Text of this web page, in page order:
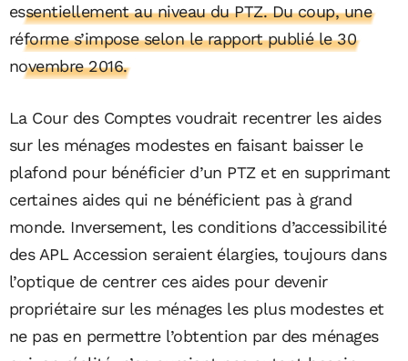
essentiellement au niveau du PTZ. Du coup, une
réforme s’impose selon le rapport publié le 30
novembre 2016.
La Cour des Comptes voudrait recentrer les aides
sur les ménages modestes en faisant baisser le
plafond pour bénéficier d’un PTZ et en supprimant
certaines aides qui ne bénéficient pas à grand
monde. Inversement, les conditions d’accessibilité
des APL Accession seraient élargies, toujours dans
l’optique de centrer ces aides pour devenir
propriétaire sur les ménages les plus modestes et
ne pas en permettre l’obtention par des ménages